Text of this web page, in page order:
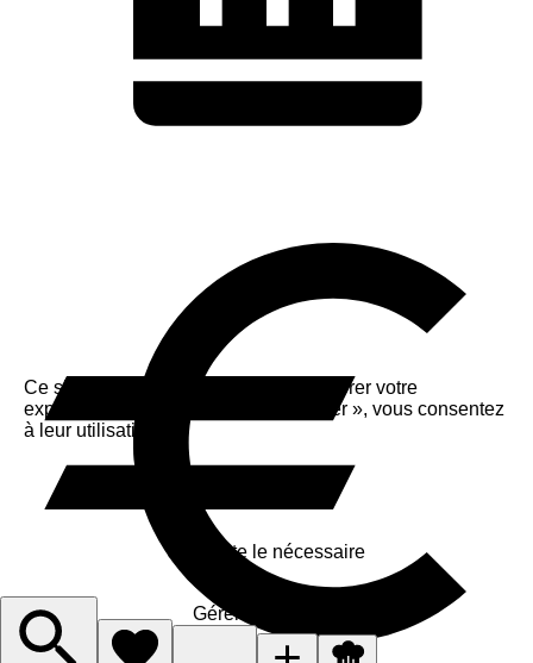
Ce site utilise des cookies pour améliorer votre
expérience. En cliquant sur « Accepter », vous consentez
à leur utilisation.
J'accepte le nécessaire
Gérer les cookies